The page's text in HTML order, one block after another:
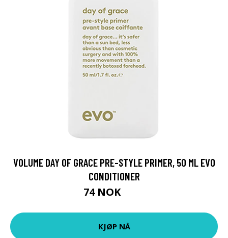
VOLUME DAY OF GRACE PRE-STYLE PRIMER, 50 ML EVO
CONDITIONER
74 NOK
KJØP NÅ